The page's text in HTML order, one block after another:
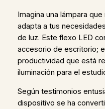
Imagina una lámpara
adapta a tus
de luz. Este flexo LED
accesorio de escritorio;
productividad que está
iluminación para el
Según testimonios
dispositivo se ha